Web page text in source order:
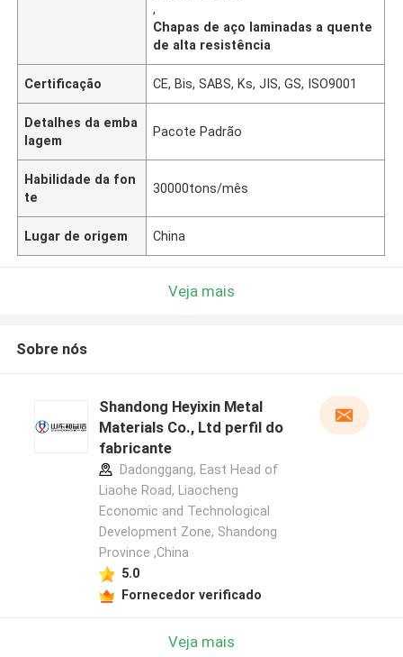
,
Chapas de aço laminadas a quente
de alta resistência
Certificação CE, Bis, SABS, Ks, JIS, GS, ISO9001
Detalhes da emba
lagem
Pacote Padrão
Habilidade da fon
te
30000tons/mês
Lugar de origem China
Veja mais
Sobre nós
Shandong Heyixin Metal
Materials Co., Ltd perfil do
fabricante
Dadonggang, East Head of
Liaohe Road, Liaocheng
Economic and Technological
Development Zone, Shandong
Province ,China
5.0
Fornecedor verificado
Veja mais